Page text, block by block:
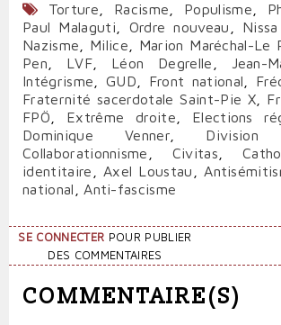
Torture Racisme Populisme
Paul Malaguti
Ordre nouveau
Nazisme
Milice Marion Maréchal-Le
Pen
LVF, Léon Degrelle Jean-
Intégrisme
GUD Front national
Fraternité sacerdotale Saint-Pie X
FPÖ
Extrême droite Elections
Dominique Venner, Division
Collaborationnisme
Civitas
identitaire
Axel Loustau
national
Anti-fascisme
SE CONNECTER POUR PUBLIER
DES COMMENTAIRES
COMMENTAIRE(S)